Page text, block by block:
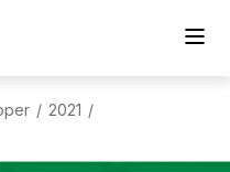
/ 2021 /